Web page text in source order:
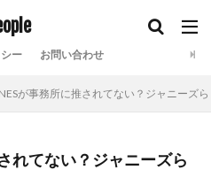
ー お問い合わせ
が事務所に推されてない？ジャニーズ
れてない？ジャニーズら